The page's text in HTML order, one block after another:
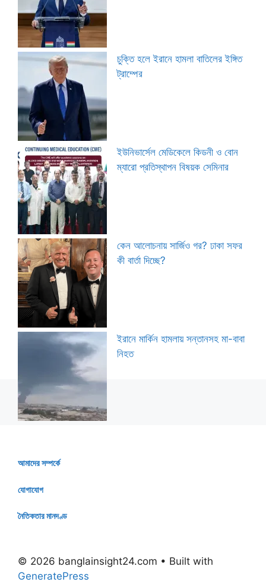
চুক্তি হলে ইরানে হামলা বাতিলের ইঙ্গিত
ট্রাম্পের
ইউনিভার্সেল মেডিকেলে কিডনী ও বোন
ম্যারো প্রতিস্থাপন বিষয়ক সেমিনার
কেন আলোচনায় সার্জিও গর? ঢাকা সফর
কী বার্তা দিচ্ছে?
ইরানে মার্কিন হামলায় সন্তানসহ মা-বাবা
নিহত
আমাদের সম্পর্কে
যোগাযোগ
নৈতিকতার মানদণ্ড
© 2026 banglainsight24.com • Built with
GeneratePress